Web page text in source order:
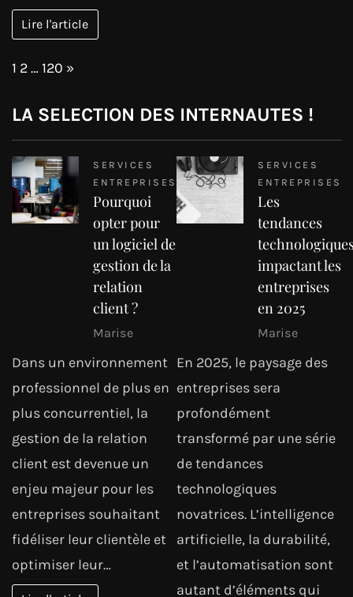
Lire l'article
Page:
1 2…120 Next
»
LA SELECTION DES INTERNAUTES !
SERVICES
ENTREPRISES
Pourquoi
opter pour
un logiciel de
gestion de la
relation
client ?
Marise
Dans un environnement
professionnel de plus en
plus concurrentiel, la
gestion de la relation
client est devenue un
enjeu majeur pour les
entreprises souhaitant
fidéliser leur clientèle et
optimiser leur…
SERVICES
ENTREPRISES
Les
tendances
impactant les
entreprises
en 2025
Marise
En 2025, le paysage des
entreprises sera
profondément
transformé par une série
de tendances
technologiques
novatrices. L’intelligence
artificielle, la durabilité,
et l’automatisation sont
autant d’éléments qui